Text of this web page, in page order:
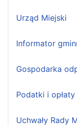
Urząd Miejski
Informator
Gospodarka
Podatki i opłaty
Uchwały Rady